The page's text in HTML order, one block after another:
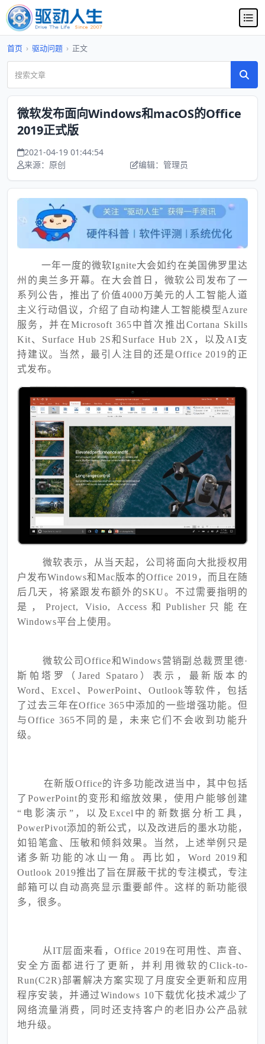
首页 › 驱动问题 › 正文
微软发布面向Windows和macOS的Office
2019正式版
2021-04-19 01:44:54
来源：原创
编辑：管理员
一年一度的微软Ignite大会如约在美国佛罗里达
州的奥兰多开幕。在大会首日，微软公司发布了一
系列公告， 推出了价值4000万美元的人工智能人道
主义行动倡议，介绍了自动构建人工智能模型Azure
服务，并在Microsoft 365中首次推出Cortana Skills
Kit、Surface Hub 2S和Surface Hub 2X，以及AI支
持建议。
当然，最引人注目的还是Office 2019的正
式发布。
微软表示，从当天起，公司将面向大批授权用
户发布Windows和Mac版本的Office 2019，而且在随
后几天，将紧跟发布额外的SKU。不过需要指明的
是，Project, Visio, Access和Publisher只能在
Windows平台上使用。
微软公司Office和Windows营销副总裁贾里德·
斯帕塔罗（Jared Spataro）表示，最新版本的
Word、Excel、PowerPoint、Outlook等软件，包括
了过去三年在Office 365中添加的一些增强功能。但
与Office 365不同的是，未来它们不会收到功能升
级。
在新版Office的许多功能改进当中，其中包括
了PowerPoint的变形和缩放效果，使用户能够创建
“电影演示”，以及Excel中的新数据分析工具，
PowerPivot添加的新公式，以及改进后的墨水功能，
如铅笔盒、压敏和倾斜效果。当然，上述举例只是
诸多新功能的冰山一角。再比如，Word 2019和
Outlook 2019推出了旨在屏蔽干扰的专注模式，专注
邮箱可以自动高亮显示重要邮件。这样的新功能很
多，很多。
从IT层面来看，Office 2019在可用性、声音、
安全方面都进行了更新，并利用微软的Click-to-
Run(C2R)部署解决方案实现了月度安全更新和应用
程序安装，并通过Windows 10下载优化技术减少了
网络流量消费，同时还支持客户的老旧办公产品就
地升级。